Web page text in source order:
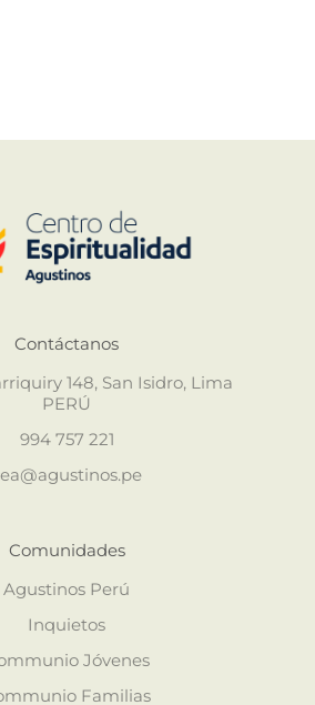
Contáctanos
148, San Isidro, Lima
PERÚ
994 757 221
Comunidades
Agustinos Perú
Inquietos
Jóvenes
Familias